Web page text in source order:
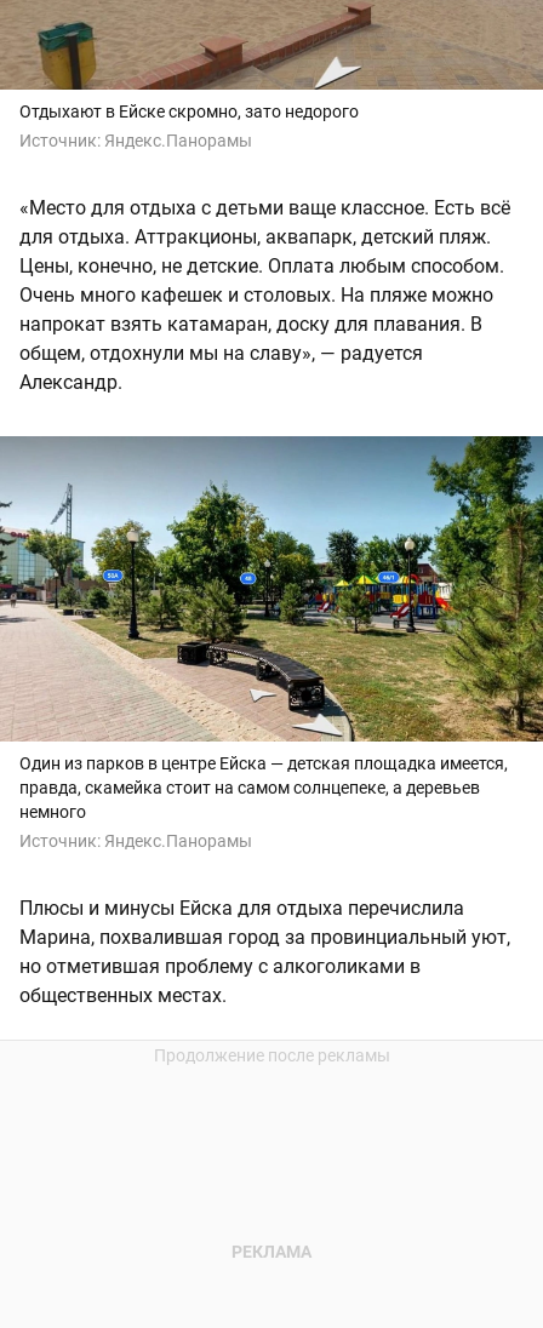
Отдыхают в Ейске скромно, зато недорого
Источник: Яндекс.Панорамы
«Место для отдыха с детьми ваще классное. Есть всё
для отдыха. Аттракционы, аквапарк, детский пляж.
Цены, конечно, не детские. Оплата любым способом.
Очень много кафешек и столовых. На пляже можно
напрокат взять катамаран, доску для плавания. В
общем, отдохнули мы на славу», — радуется
Александр.
Один из парков в центре Ейска — детская площадка имеется,
правда, скамейка стоит на самом солнцепеке, а деревьев
немного
Источник: Яндекс.Панорамы
Плюсы и минусы Ейска для отдыха перечислила
Марина, похвалившая город за провинциальный уют,
но отметившая проблему с алкоголиками в
общественных местах.